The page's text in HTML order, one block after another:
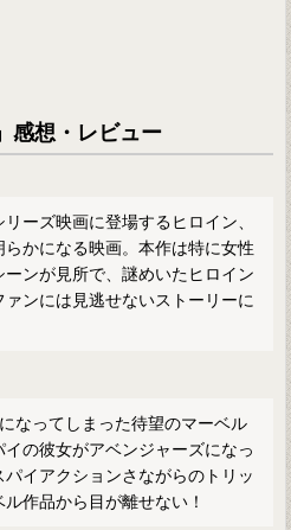
感想・レビュー
ーズ映画に登場するヒロイン、
かになる映画。本作は特に女性
ンが見所で、謎めいたヒロイン
ンには見逃せないストーリーに
なってしまった待望のマーベル
の彼女がアベンジャーズになっ
イアクションさながらのトリッ
作品から目が離せない！